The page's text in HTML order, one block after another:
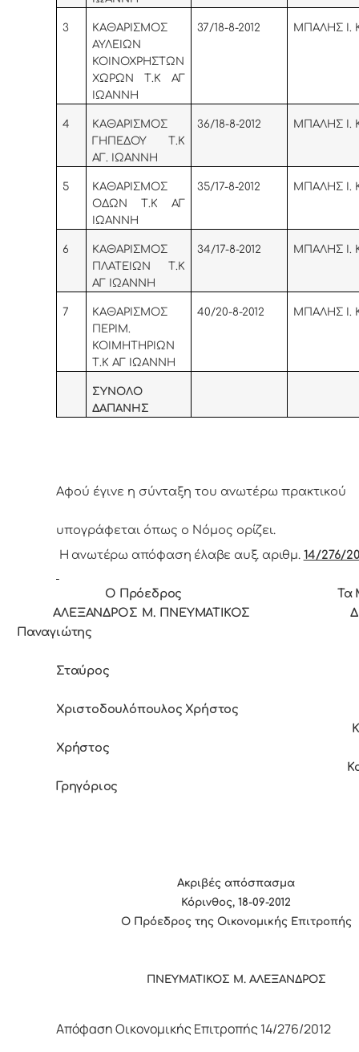
3
ΚΑΘΑΡΙΣΜΟΣ
ΑΥΛΕΙΩΝ
ΚΟΙΝΟΧΡΗΣΤΩΝ
ΧΩΡΩΝ Τ.Κ ΑΓ
ΙΩΑΝΝΗ
37/18-8-2012 ΜΠΑΛΗΣ
4
ΚΑΘΑΡΙΣΜΟΣ
ΓΗΠΕΔΟΥ Τ.Κ
ΑΓ. ΙΩΑΝΝΗ
36/18-8-2012 ΜΠΑΛΗΣ
5 KAΘΑΡΙΣΜΟΣ
ΟΔΩΝ Τ.Κ ΑΓ
ΙΩΑΝΝΗ
35/17-8-2012 ΜΠΑΛΗΣ
6 KAΘΑΡΙΣΜΟΣ
ΠΛΑΤΕΙΩΝ Τ.Κ
ΑΓ ΙΩΑΝΝΗ
34/17-8-2012 ΜΠΑΛΗΣ
7 KAΘΑΡΙΣΜΟΣ
ΠΕΡΙΜ.
ΚΟΙΜΗΤΗΡΙΩΝ
Τ.Κ ΑΓ ΙΩΑΝΝΗ
40/20-8-2012 ΜΠΑΛΗΣ
ΣΥΝΟΛΟ
ΔΑΠΑΝΗΣ
Αφoύ έγιvε η σύvταξη τoυ αvωτέρω πρακτικoύ
υπoγράφεται όπως o Νόμoς oρίζει.
Η ανωτέρω απόφαση έλαβε αυξ. αριθμ. 14/276/
Ο Πρόεδρoς Τα
ΑΛΕΞΑΝΔΡΟΣ Μ. ΠΝΕΥΜΑΤΙΚΟΣ
Παναγιώτης
Σταύρος
Χριστοδουλόπουλος Χρήστος
Χρήστος
Γρηγόριος
Ακριβές απόσπασμα
Κόρινθος, 18-09-2012
Ο Πρόεδρος της Οικονομικής Επιτροπής
ΠΝΕΥΜΑΤΙΚΟΣ Μ. ΑΛΕΞΑΝΔΡΟΣ
Απόφαση Οικονομικής Επιτροπής 14/276/2012